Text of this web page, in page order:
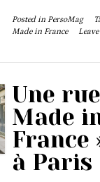
Posted in PersoMag
Made in France
Une
Made
France
à Paris